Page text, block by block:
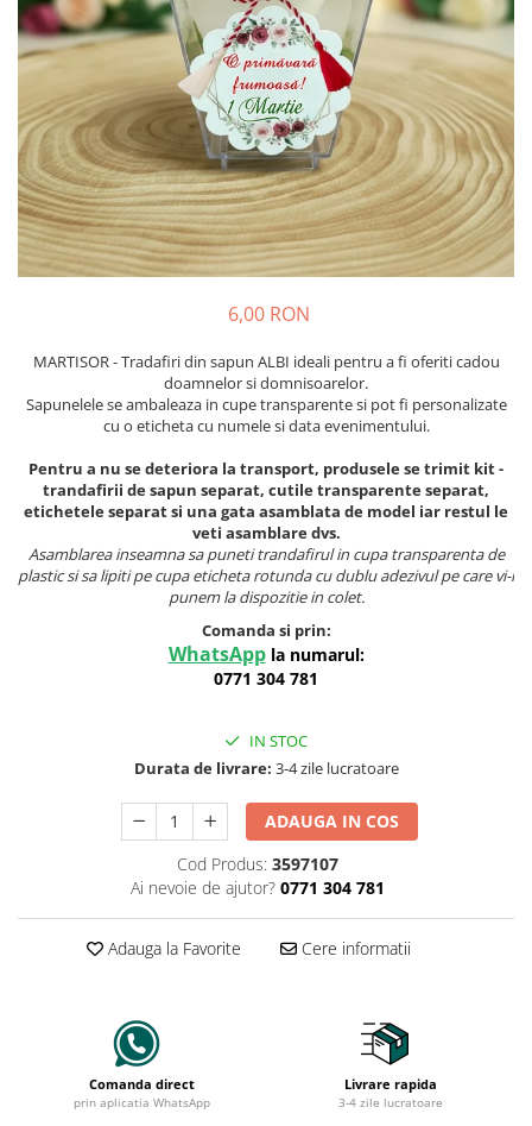
Meniuri & nr de BOTEZ
Plicuri si cartoane pentru INVITATII
TAVA pentru MOT
Cruciulite de BOTEZ
Invitatii BANCHET
Baloane & decoratiuni BOTEZ
Trusouri & Lumanari Botez
Pahare Miri & Nasi
Cocarde nunta
Inmormatare/pomana
Meniuri pentru NUNTA
Decoratiuni NUNTA
6,00 RON
MARTISOR - Tradafiri din sapun ALBI ideali pentru a fi oferiti cadou
doamnelor si domnisoarelor.
Sapunelele se ambaleaza in cupe transparente si pot fi personalizate
cu o eticheta cu numele si data evenimentului.
Pentru a nu se deteriora la transport, produsele se trimit kit -
trandafirii de sapun separat, cutile transparente separat,
etichetele separat si una gata asamblata de model iar restul le
veti asamblare dvs.
Asamblarea inseamna sa puneti trandafirul in cupa transparenta de
plastic si sa lipiti pe cupa eticheta rotunda cu dublu adezivul pe care vi-l
punem la dispozitie in colet.
Comanda si prin:
WhatsApp la numarul:
0771 304 781
IN STOC
Durata de livrare: 3-4 zile lucratoare
ADAUGA IN COS
Cod Produs: 3597107
Ai nevoie de ajutor? 0771 304 781
Adauga la Favorite Cere informatii
Comanda direct
prin aplicatia WhatsApp
Livrare rapida
3-4 zile lucratoare